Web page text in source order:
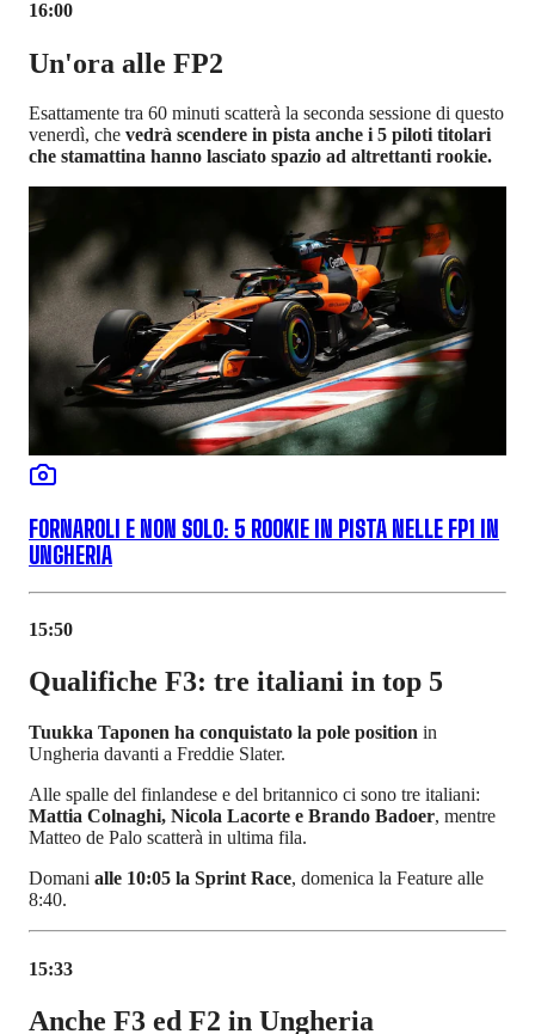
16:00
Un'ora alle FP2
Esattamente tra 60 minuti scatterà la seconda sessione di questo
venerdì, che vedrà scendere in pista anche i 5 piloti titolari
che stamattina hanno lasciato spazio ad altrettanti rookie.
FORNAROLI E NON SOLO: 5 ROOKIE IN PISTA NELLE FP1 IN
UNGHERIA
15:50
Qualifiche F3: tre italiani in top 5
Tuukka Taponen ha conquistato la pole position in
Ungheria davanti a Freddie Slater.
Alle spalle del finlandese e del britannico ci sono tre italiani:
Mattia Colnaghi, Nicola Lacorte e Brando Badoer, mentre
Matteo de Palo scatterà in ultima fila.
Domani alle 10:05 la Sprint Race, domenica la Feature alle
8:40.
15:33
Anche F3 ed F2 in Ungheria